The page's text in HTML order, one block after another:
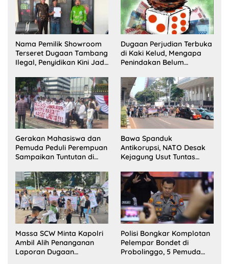
Nama Pemilik Showroom
Terseret Dugaan Tambang
Ilegal, Penyidikan Kini Jadi
Dugaan Perjudian Terbuka
di Kaki Kelud, Mengapa
Penindakan Belum
Gerakan Mahasiswa dan
Pemuda Peduli Perempuan
Sampaikan Tuntutan di
Bawa Spanduk
Antikorupsi, NATO Desak
Kejagung Usut Tuntas
Massa SCW Minta Kapolri
Ambil Alih Penanganan
Laporan Dugaan
Polisi Bongkar Komplotan
Pelempar Bondet di
Probolinggo, 5 Pemuda